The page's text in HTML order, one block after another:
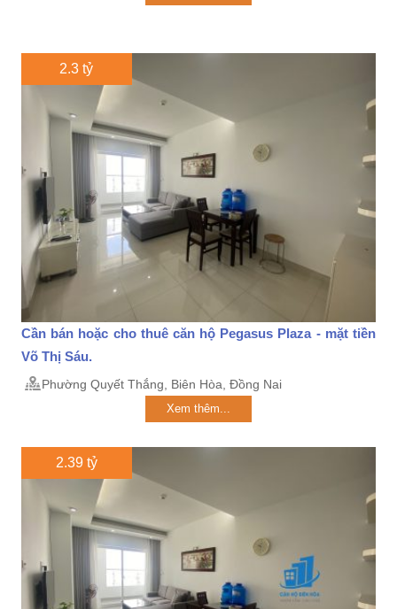
2.3 tỷ
Cần bán hoặc cho thuê căn hộ Pegasus Plaza - mặt tiền
Võ Thị Sáu.
Phường Quyết Thắng, Biên Hòa, Đồng Nai
Xem thêm...
2.39 tỷ